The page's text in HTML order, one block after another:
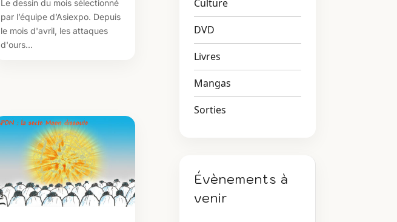
Le dessin du mois sélectionné
par l’équipe d’Asiexpo. Depuis
le mois d'avril, les attaques
d'ours...
Culture
DVD
Livres
Mangas
Sorties
Évènements à
venir